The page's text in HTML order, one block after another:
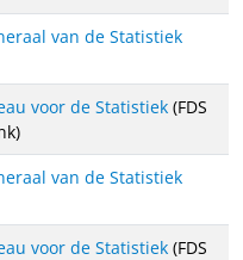
van de Statistiek
voor de Statistiek (FDS
van de Statistiek
voor de Statistiek (FDS